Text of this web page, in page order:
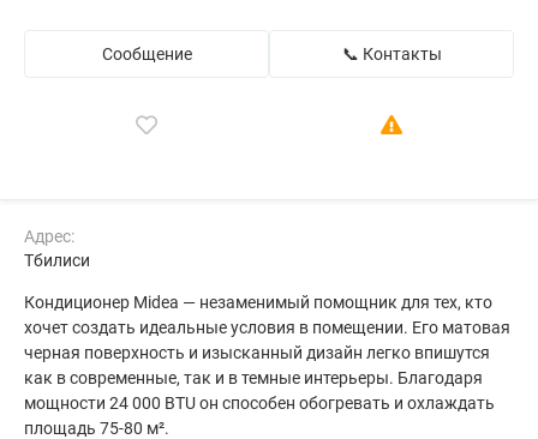
Сообщение 📞 Контакты
Адрес:
Тбилиси
Кондиционер Midea — незаменимый помощник для тех, кто
хочет создать идеальные условия в помещении. Его матовая
черная поверхность и изысканный дизайн легко впишутся
как в современные, так и в темные интерьеры. Благодаря
мощности 24 000 BTU он способен обогревать и охлаждать
площадь 75-80 м².